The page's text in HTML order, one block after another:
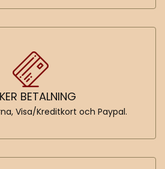
BETALNING
Visa/Kreditkort och Paypal.